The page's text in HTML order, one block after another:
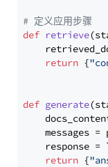
# 定义应用步骤
def retrieve(
return {
def generate(
messages =
response =
return {